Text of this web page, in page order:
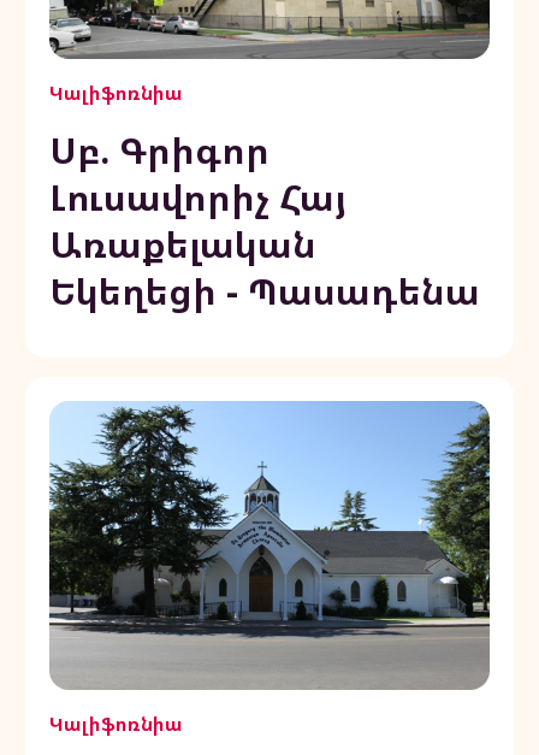
Կալիֆոռնիա
Սբ. Գրիգոր
Լուսավորիչ Հայ
Առաքելական
Եկեղեցի - Պասադենա
Կալիֆոռնիա